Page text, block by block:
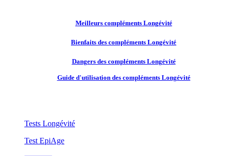
Meilleurs compléments Longévité
Bienfaits des compléments Longévité
Dangers des compléments Longévité
Guide d'utilisation des compléments Longévité
Tests Longévité
Test EpiAge